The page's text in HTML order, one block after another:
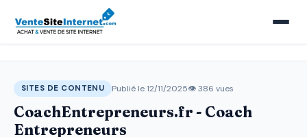
SITES DE CONTENU Publié le 12/11/2025👁 386 vues
CoachEntrepreneurs.fr - Coach
Entrepreneurs